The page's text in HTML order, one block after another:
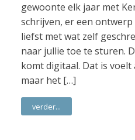
gewoonte elk jaar met
schrijven, er een
liefst met wat zelf
naar jullie toe te sturen.
komt digitaal. Dat is
maar het […]
verder...